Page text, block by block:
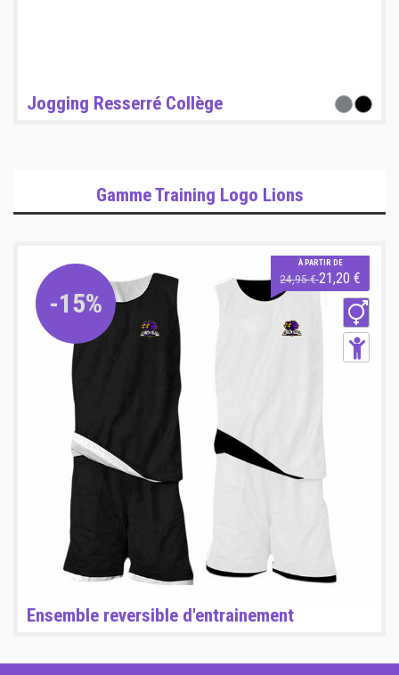
Jogging Resserré Collège
Gamme Training Logo Lions
À PARTIR DE
24,95 €21,20 €
Ensemble reversible d'entrainement
-15%